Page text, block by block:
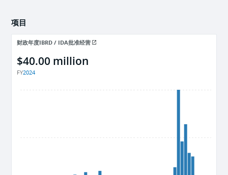
项目
财政年度IBRD / IDA批准经营
$40.00 million
FY2024